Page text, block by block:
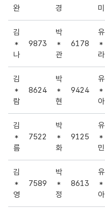
완
경
미
김
*
나
9873
박
*
관
6178
유
*
라
김
*
람
8624
박
*
현
9424
유
*
아
김
*
름
7522
박
*
화
9125
유
*
민
김
*
영
7589
박
*
정
8613
유
*
아